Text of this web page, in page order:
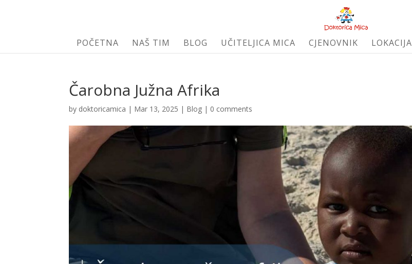
POČETNA NAŠ TIM BLOG UČITELJICA MICA CJENOVNIK LOKACIJA
Čarobna Južna Afrika
by doktoricamica | Mar 13, 2025 | Blog | 0 comments